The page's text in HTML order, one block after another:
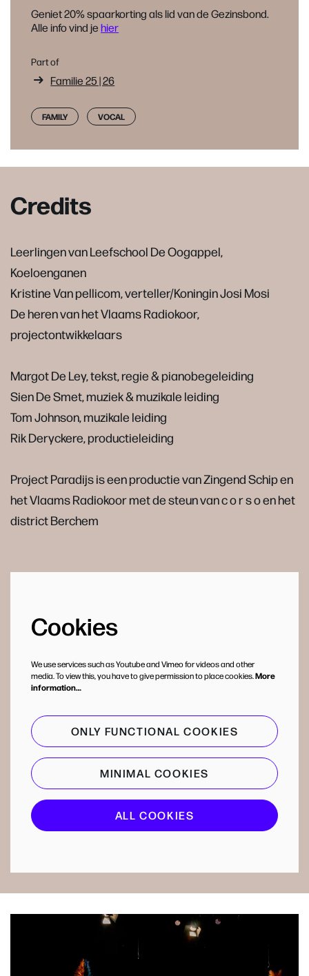
Geniet 20% spaarkorting als lid van de Gezinsbond.
Alle info vind jehier
Part of
Familie 25 | 26
FAMILY VOCAL
Credits
Leerlingen van Leefschool De Oogappel,
Koeloenganen
Kristine Van pellicom, verteller/Koningin Josi Mosi
De heren van het Vlaams Radiokoor,
projectontwikkelaars
Margot De Ley, tekst, regie & pianobegeleiding
Sien De Smet, muziek & muzikale leiding
Tom Johnson, muzikale leiding
Rik Deryckere, productieleiding
Project Paradijs is een productie van Zingend Schip en
het Vlaams Radiokoor met de steun van c o r s o en het
district Berchem
Cookies
We use services such as Youtube and Vimeo for videos and other
media. To view this, you have to give permission to place cookies.More
information…
ONLY FUNCTIONAL COOKIES
MINIMAL COOKIES
ALL COOKIES